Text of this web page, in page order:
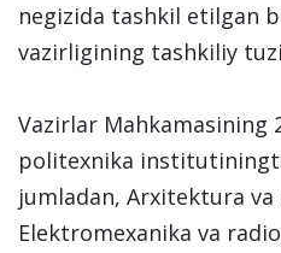
negizida tashkil etilgan
vazirligining tashkiliy
Vazirlar Mahkamasining
politexnika
jumladan, Arxitektura
Elektromexanika va